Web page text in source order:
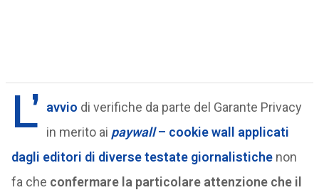
L’ avvio di verifiche da parte del Garante Privacy
in merito ai paywall– cookie wall applicati
dagli editori di diverse testate giornalistichenon
fa che confermare la particolare attenzione che il